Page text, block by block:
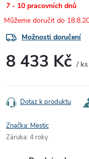
7 - 10 pracovních dnů
Možnosti doručení
8 433 Kč / ks
cena:
Dotaz k produktu
Značka: Mestic
Záruka: 4 roky